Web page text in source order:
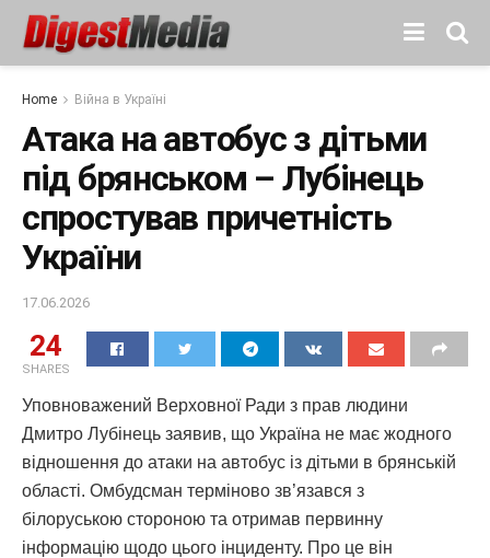
Home Війна в Україні
Атака на автобус з дітьми
під брянськом – Лубінець
спростував причетність
України
17.06.2026
24
SHARES
Уповноважений Верховної Ради з прав людини
Дмитро Лубінець заявив, що Україна не має жодного
відношення до атаки на автобус із дітьми в брянській
області. Омбудсман терміново зв’язався з
білоруською стороною та отримав первинну
інформацію щодо цього інциденту. Про це він